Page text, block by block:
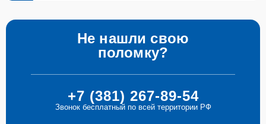
Не нашли свою
поломку?
+7 (381) 267-89-54
Звонок бесплатный по всей территории РФ